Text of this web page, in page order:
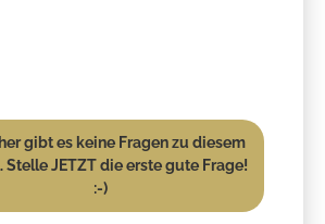
gibt es keine Fragen zu diesem
Stelle JETZT die erste gute Frage!
:-)